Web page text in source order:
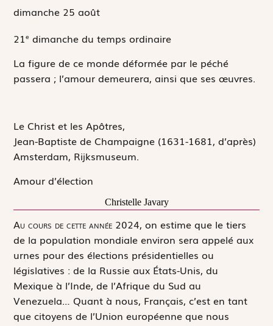
dimanche 25 août
21e dimanche du temps ordinaire
La figure de ce monde déformée par le péché
passera ; l’amour demeurera, ainsi que ses œuvres.
Le Christ et les Apôtres,
Jean-Baptiste de Champaigne (1631-1681, d’après)
Amsterdam, Rijksmuseum.
Amour d’élection
Christelle Javary
Au cours de cette année 2024, on estime que le tiers
de la population mondiale environ sera appelé aux
urnes pour des élections présidentielles ou
législatives : de la Russie aux États-Unis, du
Mexique à l’Inde, de l’Afrique du Sud au
Venezuela… Quant à nous, Français, c’est en tant
que citoyens de l’Union européenne que nous